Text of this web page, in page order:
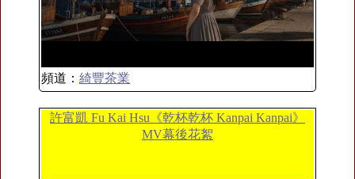
頻道： 綺豐茶業
許富凱 Fu Kai Hsu《乾杯乾杯 Kanpai Kanpai》
MV幕後花絮